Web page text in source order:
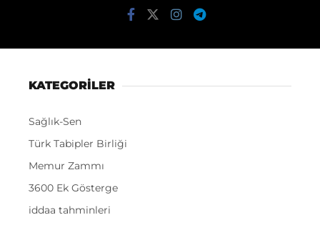
KATEGORİLER
Sağlık-Sen
Türk Tabipler Birliği
Memur Zammı
3600 Ek Gösterge
iddaa tahminleri